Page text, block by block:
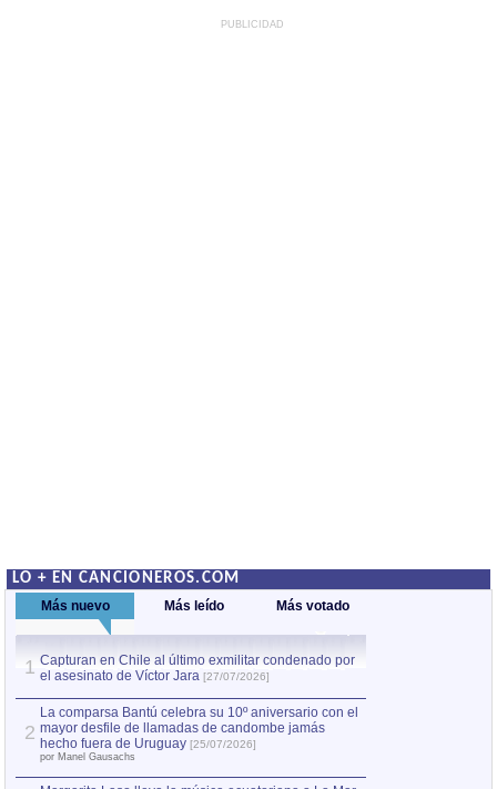
PUBLICIDAD
LO + EN CANCIONEROS.COM
Más nuevo Más leído Más votado
1 Capturan en Chile al último exmilitar condenado por
el asesinato de Víctor Jara [27/07/2026]
2
La comparsa Bantú celebra su 10º aniversario con el
mayor desfile de llamadas de candombe jamás
hecho fuera de Uruguay [25/07/2026]
por Manel Gausachs